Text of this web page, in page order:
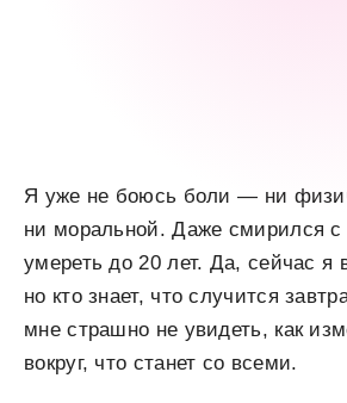
Я уже не боюсь боли — ни
ни моральной. Даже смирился с
умереть до 20 лет. Да, сейчас я
но кто знает, что случится
мне страшно не увидеть, как
вокруг, что станет со всеми.